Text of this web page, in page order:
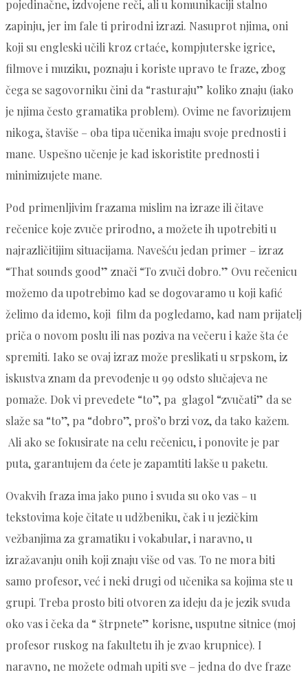
pojedinačne, izdvojene reči, ali u komunikaciji stalno
zapinju, jer im fale ti prirodni izrazi. Nasuprot njima, oni
koji su engleski učili kroz crtaće, kompjuterske igrice,
filmove i muziku, poznaju i koriste upravo te fraze, zbog
čega se sagovorniku čini da “rasturaju” koliko znaju (iako
je njima često gramatika problem). Ovime ne favorizujem
nikoga, štaviše – oba tipa učenika imaju svoje prednosti i
mane. Uspešno učenje je kad iskoristite prednosti i
minimizujete mane.
Pod primenljivim frazama mislim na izraze ili čitave
rečenice koje zvuče prirodno, a možete ih upotrebiti u
najrazličitijim situacijama. Navešću jedan primer – izraz
“That sounds good” znači “To zvuči dobro.” Ovu rečenicu
možemo da upotrebimo kad se dogovaramo u koji kafić
želimo da idemo, koji film da pogledamo, kad nam prijatelj
priča o novom poslu ili nas poziva na večeru i kaže šta će
spremiti. Iako se ovaj izraz može preslikati u srpskom, iz
iskustva znam da prevođenje u 99 odsto slučajeva ne
pomaže. Dok vi prevedete “to”, pa glagol “zvučati” da se
slaže sa “to”, pa “dobro”, proš’o brzi voz, da tako kažem.
Ali ako se fokusirate na celu rečenicu, i ponovite je par
puta, garantujem da ćete je zapamtiti lakše u paketu.
Ovakvih fraza ima jako puno i svuda su oko vas – u
tekstovima koje čitate u udžbeniku, čak i u jezičkim
vežbanjima za gramatiku i vokabular, i naravno, u
izražavanju onih koji znaju više od vas. To ne mora biti
samo profesor, već i neki drugi od učenika sa kojima ste u
grupi. Treba prosto biti otvoren za ideju da je jezik svuda
oko vas i čeka da “ štrpnete” korisne, usputne sitnice (moj
profesor ruskog na fakultetu ih je zvao krupnice). I
naravno, ne možete odmah upiti sve – jedna do dve fraze